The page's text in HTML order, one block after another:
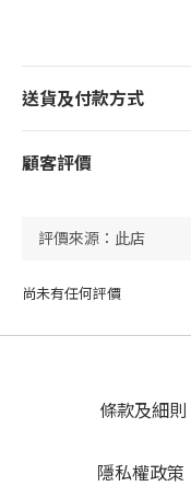
送貨及付款方式
顧客評價
尚未有任何評價
條款及細則
隱私權政策